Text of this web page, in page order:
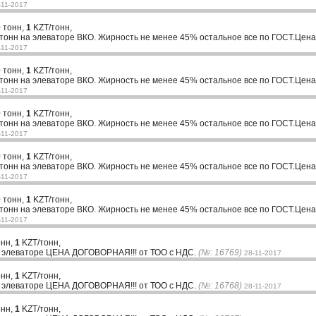
2017
тонн, 1 KZT/тонн,
на элеваторе ВКО. Жирность не менее 45% остальное все по
2017
тонн, 1 KZT/тонн,
на элеваторе ВКО. Жирность не менее 45% остальное все по
2017
тонн, 1 KZT/тонн,
на элеваторе ВКО. Жирность не менее 45% остальное все по
2017
тонн, 1 KZT/тонн,
на элеваторе ВКО. Жирность не менее 45% остальное все по
2017
тонн, 1 KZT/тонн,
на элеваторе ВКО. Жирность не менее 45% остальное все по
2017
1 KZT/тонн,
элеваторе ЦЕНА ДОГОВОРНАЯ!!! от ТОО с НДС. (№: 16769) 28-11-2017
1 KZT/тонн,
элеваторе ЦЕНА ДОГОВОРНАЯ!!! от ТОО с НДС. (№: 16768) 28-11-2017
1 KZT/тонн,